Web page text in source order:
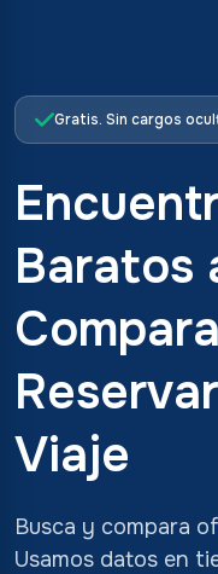
Gratis. Sin cargos
Baratos
Viaje
Busca y compara
Usamos datos en